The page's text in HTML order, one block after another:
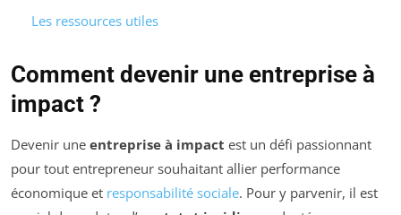
Les ressources utiles
Comment devenir une entreprise à
impact ?
Devenir une entreprise à impact est un défi passionnant
pour tout entrepreneur souhaitant allier performance
économique et responsabilité sociale. Pour y parvenir, il est